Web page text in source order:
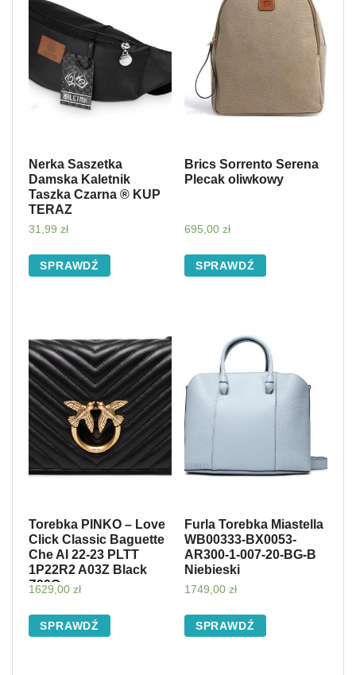
Nerka Saszetka
Damska Kaletnik
Taszka Czarna ® KUP
TERAZ
31,99 zł
SPRAWDŹ
Brics Sorrento Serena
Plecak oliwkowy
695,00 zł
SPRAWDŹ
Torebka PINKO – Love
Click Classic Baguette
Che AI 22-23 PLTT
1P22R2 A03Z Black
Z99Q
1629,00 zł
SPRAWDŹ
Furla Torebka Miastella
WB00333-BX0053-
AR300-1-007-20-BG-B
Niebieski
1749,00 zł
SPRAWDŹ